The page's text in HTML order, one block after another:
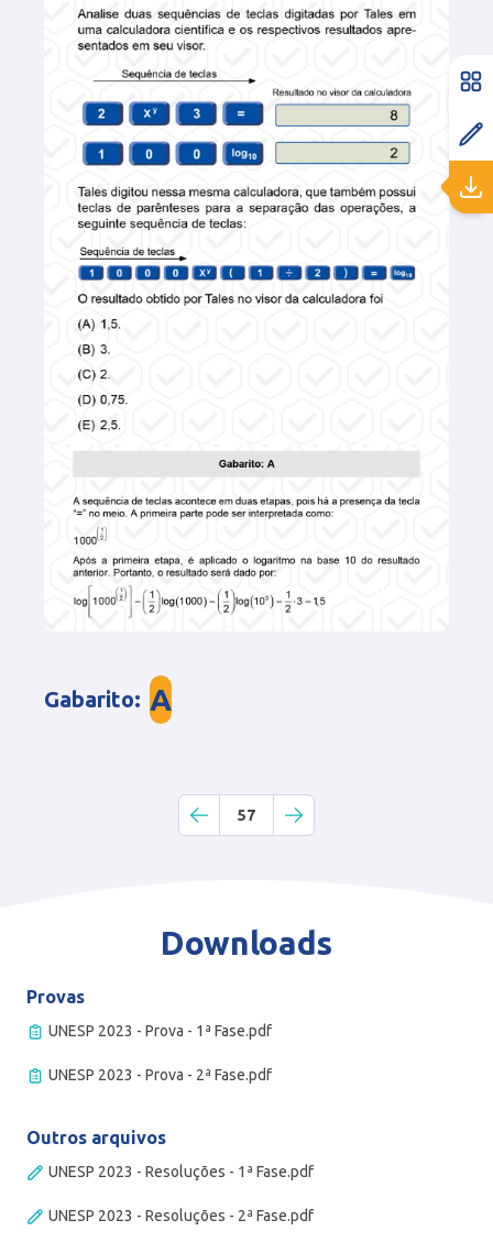
Gabarito: A
57
Downloads
Provas
UNESP 2023 - Prova - 1ª Fase.pdf
UNESP 2023 - Prova - 2ª Fase.pdf
Outros arquivos
UNESP 2023 - Resoluções - 1ª Fase.pdf
UNESP 2023 - Resoluções - 2ª Fase.pdf